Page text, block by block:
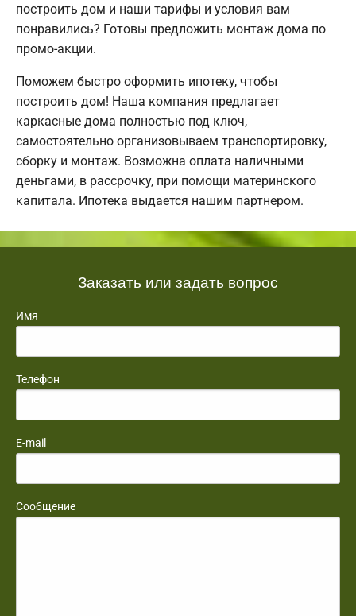
построить дом и наши тарифы и условия вам
понравились? Готовы предложить монтаж дома по
промо-акции.
Поможем быстро оформить ипотеку, чтобы
построить дом! Наша компания предлагает
каркасные дома полностью под ключ,
самостоятельно организовываем транспортировку,
сборку и монтаж. Возможна оплата наличными
деньгами, в рассрочку, при помощи материнского
капитала. Ипотека выдается нашим партнером.
Заказать или задать вопрос
Имя
Телефон
E-mail
Сообщение